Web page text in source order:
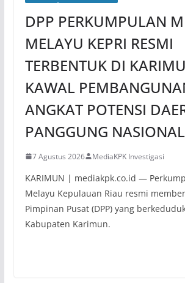
DPP PERKUMPULAN
MELAYU KEPRI RESMI
TERBENTUK DI
KAWAL
ANGKAT POTENSI
PANGGUNG NASIONAL
7 Agustus 2026 MediaKPK Investigasi
KARIMUN | mediakpk.co.id —
Melayu Kepulauan Riau resmi
Pimpinan Pusat (DPP) yang
Kabupaten Karimun.